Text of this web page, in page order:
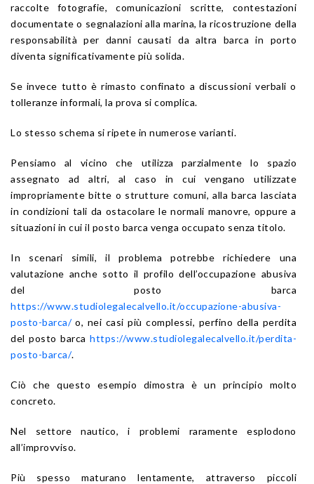
raccolte fotografie, comunicazioni scritte, contestazioni
documentate o segnalazioni alla marina, la ricostruzione della
responsabilità per danni causati da altra barca in porto
diventa significativamente più solida.
Se invece tutto è rimasto confinato a discussioni verbali o
tolleranze informali, la prova si complica.
Lo stesso schema si ripete in numerose varianti.
Pensiamo al vicino che utilizza parzialmente lo spazio
assegnato ad altri, al caso in cui vengano utilizzate
impropriamente bitte o strutture comuni, alla barca lasciata
in condizioni tali da ostacolare le normali manovre, oppure a
situazioni in cui il posto barca venga occupato senza titolo.
In scenari simili, il problema potrebbe richiedere una
valutazione anche sotto il profilo dell’occupazione abusiva
del posto barca
https://www.studiolegalecalvello.it/occupazione-abusiva-
posto-barca/o, nei casi più complessi, perfino della perdita
del posto barca https://www.studiolegalecalvello.it/perdita-
posto-barca/.
Ciò che questo esempio dimostra è un principio molto
concreto.
Nel settore nautico, i problemi raramente esplodono
all’improvviso.
Più spesso maturano lentamente, attraverso piccoli